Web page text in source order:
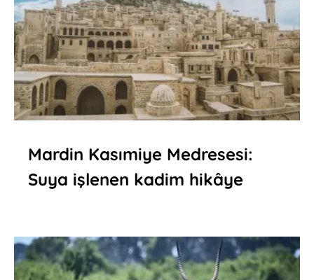
Mardin Kasımiye Medresesi:
Suya işlenen kadim hikâye